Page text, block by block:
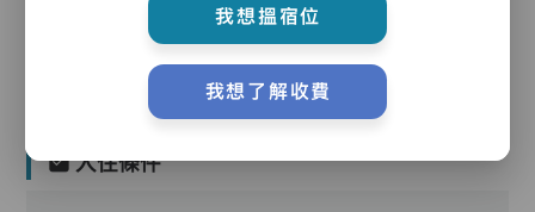
浴、餵飯、換尿片
入住條件
我想搵宿位
我想了解收費